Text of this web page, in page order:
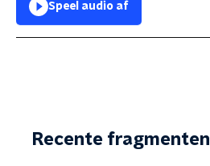
Speel audio af
Recente fragmenten